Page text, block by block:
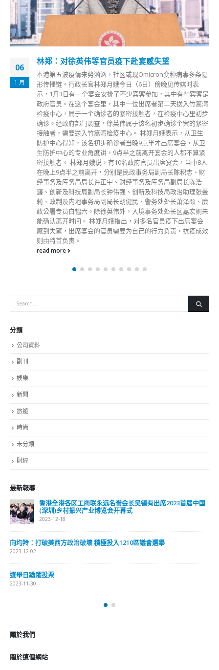
06
1 月
香港两青年涉企图纵火及刑毁等7罪押下月再讯
2020年有反中乱港组织向警方申请「七一游行」，警方发出反
对通知书。但仍有市民上街参与非法集结，期间2名18岁青年
涉于北角企图以火损坏属于港铁的财产，早前被正式落案起
诉，控以企图纵火、刑事损坏等含交替控罪共7罪。案件今日
（6日）于东区裁判法院首次提堂，二人暂时毋须答辩，以待
控方索取法律意见及申请转介至区域法院文件，将于2月17日
再应讯。其中一人因另案还柙中，另外一人则获准以1000元保
释，并须交出旅游证件、不得离港、每小时向警署报到一次
等。 还柙中的被告张世康及获准保释的黎俊熙，同被控2项企
图刑事损坏罪及1项刑事损坏罪，指他们于2020年7月1日，在
北角英皇道港铁天后站B出口外企图损坏属于香港铁路公司的
闭路电视及电子显示屏；及损坏属于该公司的4支荧光灯管。
二人分别另被控一项企图纵火罪，指他们于同日在英皇道14号
外企图用火损坏2个纸箱。交替控罪为管有物品意图损坏财产
罪，指他们于上述地点保管一个打火机，以损坏上述两个纸
箱。
read more
公司資料
副刊
娛樂
新聞
旅遊
時尚
未分類
財經
選舉日踴躍投票 文: 朱家健
2023-11-30
抹黑候選人涉選舉舞弊 文: 朱家健
2023-11-30
香港公院探访明起无须预约一图睇清最新安排
關於這個網站
這裡是個適合自我介紹、推薦相關網站或在內容中納入工作經歷/工作人